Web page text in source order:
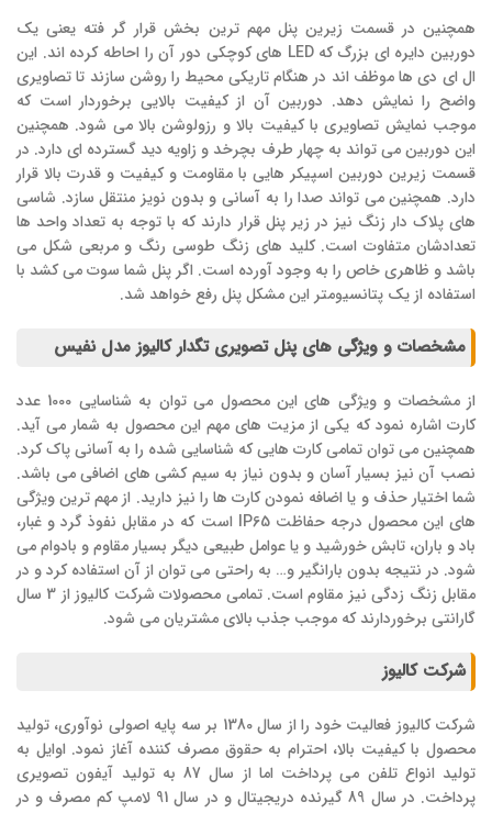
همچنین در قسمت زیرین پنل مهم ترین بخش قرار گر فته یعنی یک
دوربین دایره ای بزرگ که LED های کوچکی دور آن را احاطه کرده اند. این
ال ای دی ها موظف اند در هنگام تاریکی محیط را روشن سازند تا تصاویری
واضح را نمایش دهد. دوربین آن از کیفیت بالایی برخوردار است که
موجب نمایش تصاویری با کیفیت بالا و رزولوشن بالا می شود. همچنین
این دوربین می تواند به چهار طرف بچرخد و زاویه دید گسترده ای دارد. در
قسمت زیرین دوربین اسپیکر هایی با مقاومت و کیفیت و قدرت بالا قرار
دارد. همچنین می تواند صدا را به آسانی و بدون نویز منتقل سازد. شاسی
های پلاک دار زنگ نیز در زیر پنل قرار دارند که با توجه به تعداد واحد ها
تعدادشان متفاوت است. کلید های زنگ طوسی رنگ و مربعی شکل می
باشد و ظاهری خاص را به وجود آورده است. اگر پنل شما سوت می کشد با
استفاده از یک پتانسیومتر این مشکل پنل رفع خواهد شد.
مشخصات و ویژگی های پنل تصویری تگدار کالیوز مدل نفیس
از مشخصات و ویژگی های این محصول می توان به شناسایی 1000 عدد
کارت اشاره نمود که یکی از مزیت های مهم این محصول به شمار می آید.
همچنین می توان تمامی کارت هایی که شناسایی شده را به آسانی پاک کرد.
نصب آن نیز بسیار آسان و بدون نیاز به سیم کشی های اضافی می باشد.
شما اختیار حذف و یا اضافه نمودن کارت ها را نیز دارید. از مهم ترین ویژگی
های این محصول درجه حفاظت IP65 است که در مقابل نفوذ گرد و غبار،
باد و باران، تابش خورشید و یا عوامل طبیعی دیگر بسیار مقاوم و بادوام می
شود. در نتیجه بدون بارانگیر و… به راحتی می توان از آن استفاده کرد و در
مقابل زنگ زدگی نیز مقاوم است. تمامی محصولات شرکت کالیوز از 3 سال
گارانتی برخوردارند که موجب جذب بالای مشتریان می شود.
شرکت کالیوز
شرکت کالیوز فعالیت خود را از سال 1380 بر سه پایه اصولی نوآوری، تولید
محصول با کیفیت بالا، احترام به حقوق مصرف کننده آغاز نمود. اوایل به
تولید انواع تلفن می پرداخت اما از سال 87 به تولید آیفون تصویری
پرداخت. در سال 89 گیرنده دریجیتال و در سال 91 لامپ کم مصرف و در